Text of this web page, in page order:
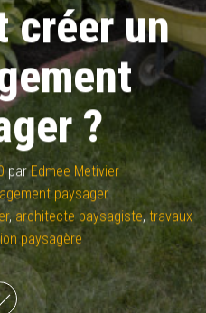
créer un
?
parEdmee Metivier
paysager
, architecte paysagiste,travaux
paysagère